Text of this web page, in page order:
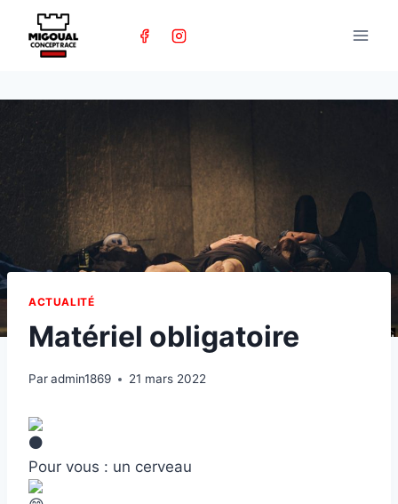
content
ACTUALITÉ
Matériel obligatoire
Paradmin1869 21 mars 2022
Pour vous : un cerveau